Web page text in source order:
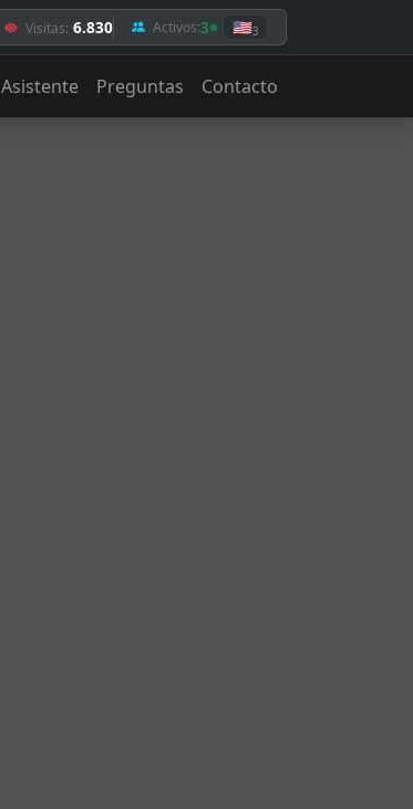
Visitas: 6.830 Activos:3 🇺🇸3
Asistente Preguntas Contacto